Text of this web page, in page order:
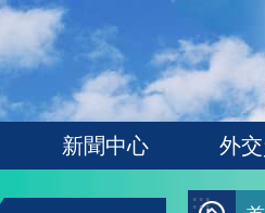
新聞中心 外
:::